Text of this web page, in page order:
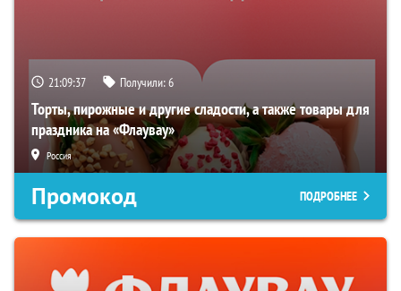
21:09:36 Получили:6
Торты, пирожные и другие сладости, а также товары для
праздника на «Флаувау»
Россия
Промокод ПОДРОБНЕЕ